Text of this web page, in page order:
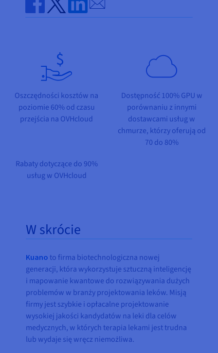
Monitorowanie
Roadmap & Changelog
Roadmap & Changelog
Roadmap & Changelog
Share on Facebook
Share on Twitter
Share on Linkedin
Oszczędności kosztów na
poziomie 60% od czasu
przejścia na OVHcloud
Dostępność 100% GPU w
porównaniu z innymi
dostawcami usług w
chmurze, którzy oferują od
70 do 80%
Rabaty dotyczące do 90%
usług w OVHcloud
W skrócie
Kuano to firma biotechnologiczna nowej
generacji, która wykorzystuje sztuczną inteligencję
i mapowanie kwantowe do rozwiązywania dużych
problemów w branży projektowania leków. Misją
firmy jest szybkie i opłacalne projektowanie
wysokiej jakości kandydatów na leki dla celów
medycznych, w których terapia lekami jest trudna
lub wydaje się wręcz niemożliwa.